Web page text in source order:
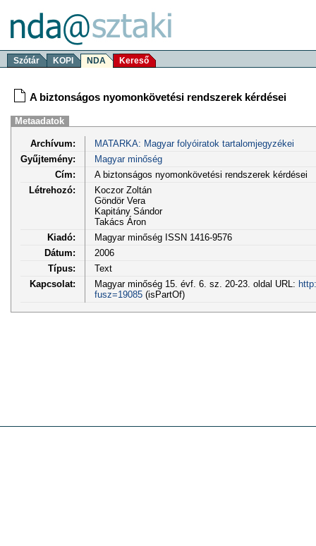
Szótár KOPI NDA Kereső
A biztonságos nyomonkövetési rendszerek kérdései
Metaadatok
Archívum:
MATARKA: Magyar folyóiratok tartalomjegyzékei
Gyűjtemény:
Magyar minőség
Cím:
A biztonságos nyomonkövetési rendszerek kérdései
Létrehozó:
Koczor Zoltán
Göndör Vera
Kapitány Sándor
Takács Áron
Kiadó:
Magyar minőség ISSN 1416-9576
Dátum:
2006
Típus:
Text
Kapcsolat:
Magyar minőség 15. évf. 6. sz. 20-23. oldal URL:
fusz=19085(isPartOf)